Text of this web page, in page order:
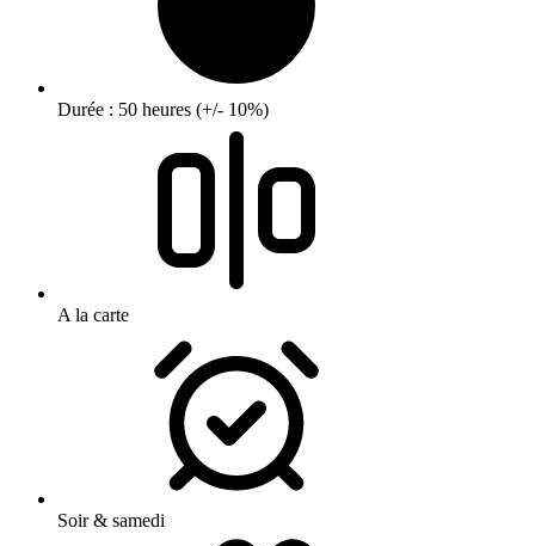
Durée : 50 heures (+/- 10%)
A la carte
Soir & samedi